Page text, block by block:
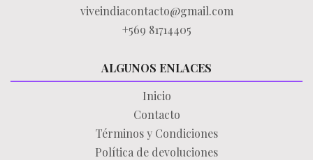
viveindiacontacto@gmail.com
+569 81714405
ALGUNOS ENLACES
Inicio
Contacto
Términos y Condiciones
Política de devoluciones